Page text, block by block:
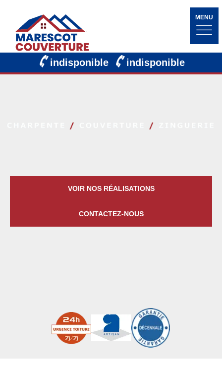
MENU
indisponible indisponible
VOIR NOS RÉALISATIONS
CONTACTEZ-NOUS